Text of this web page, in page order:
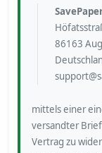
86163
mittels einer
versandter
Vertrag zu